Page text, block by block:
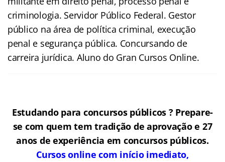
criminologia. Servidor Público Federal. Gestor
público na área de política criminal, execução
penal e segurança pública. Concursando de
carreira jurídica. Aluno do Gran Cursos Online.
Estudando para concursos públicos ? Prepare-
se com quem tem tradição de aprovação e 27
anos de experiência em concursos públicos.
Cursos online com início imediato,